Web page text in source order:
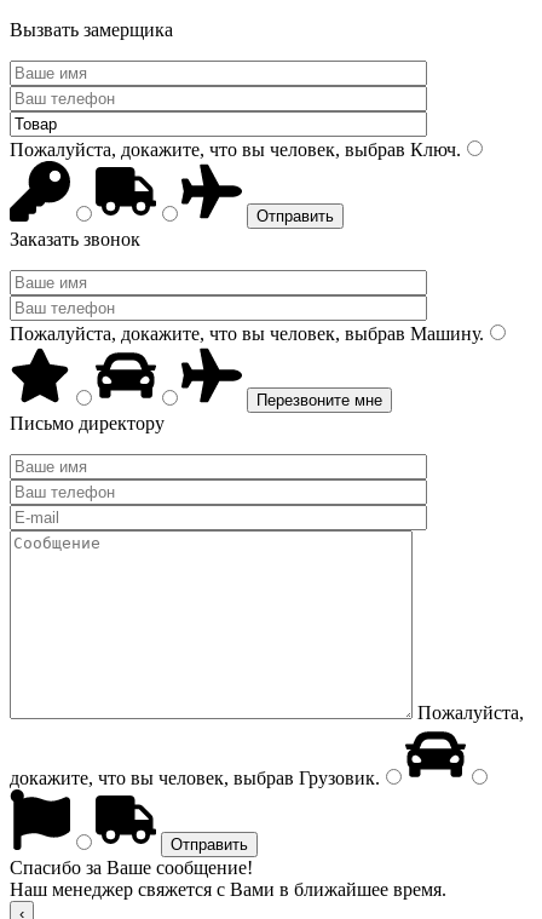
Вызвать замерщика
Пожалуйста, докажите, что вы человек, выбрав Ключ.
Заказать звонок
Пожалуйста, докажите, что вы человек, выбрав Машину.
Письмо директору
Пожалуйста,
докажите, что вы человек, выбрав Грузовик.
Спасибо за Ваше сообщение!
Наш менеджер свяжется с Вами в ближайшее время.